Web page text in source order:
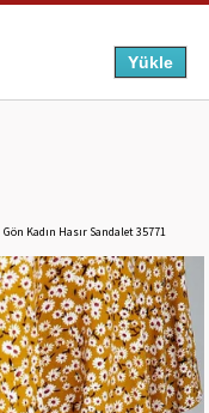
Gön Kadın Hasır Sandalet 35771
Yükle